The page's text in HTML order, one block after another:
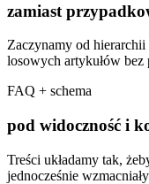
zamiast
Zaczynamy od hierarchii
losowych artykułów bez
FAQ + schema
pod widoczność i
Treści układamy tak,
jednocześnie